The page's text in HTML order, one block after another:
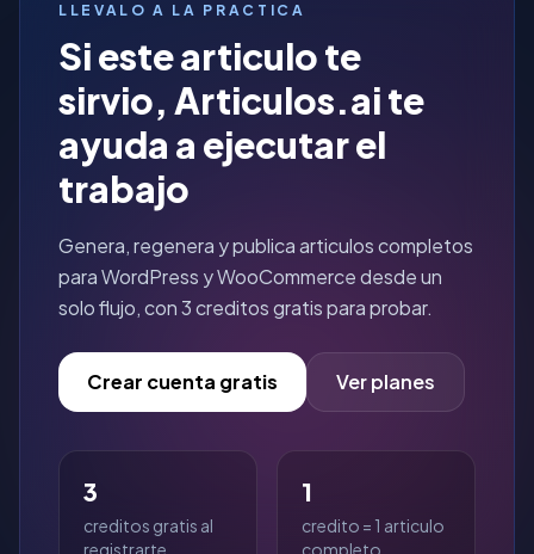
LLEVALO A LA PRACTICA
Si este articulo te
sirvio, Articulos.ai te
ayuda a ejecutar el
trabajo
Genera, regenera y publica articulos completos
para WordPress y WooCommerce desde un
solo flujo, con 3 creditos gratis para probar.
Crear cuenta gratis Ver planes
3
creditos gratis al
registrarte
1
credito = 1 articulo
completo